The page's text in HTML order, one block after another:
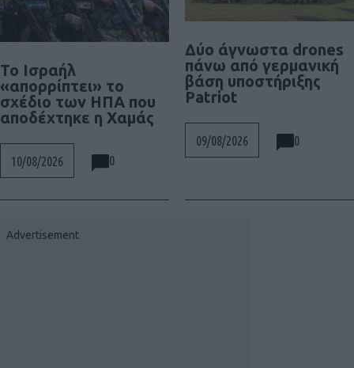
Το Ισραήλ
«απορρίπτει» το
σχέδιο των ΗΠΑ που
αποδέχτηκε η Χαμάς
10/08/2026 0
Δύο άγνωστα drones
πάνω από γερμανική
βάση υποστήριξης
Patriot
09/08/2026 0